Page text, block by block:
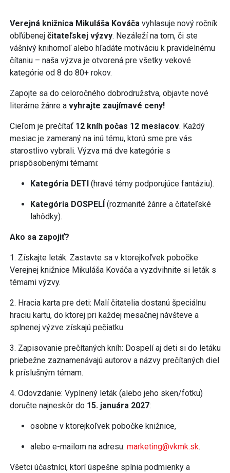
Verejná knižnica Mikuláša Kováča vyhlasuje nový ročník
obľúbenej čitateľskej výzvy. Nezáleží na tom, či ste
vášnivý knihomoľ alebo hľadáte motiváciu k pravidelnému
čítaniu – naša výzva je otvorená pre všetky vekové
kategórie od 8 do 80+ rokov.
Zapojte sa do celoročného dobrodružstva, objavte nové
literárne žánre a vyhrajte zaujímavé ceny!
Cieľom je prečítať 12 kníh počas 12 mesiacov. Každý
mesiac je zameraný na inú tému, ktorú sme pre vás
starostlivo vybrali. Výzva má dve kategórie s
prispôsobenými témami:
Kategória DETI (hravé témy podporujúce fantáziu).
Kategória DOSPELÍ (rozmanité žánre a čitateľské
lahôdky).
Ako sa zapojiť?
1. Získajte leták: Zastavte sa v ktorejkoľvek pobočke
Verejnej knižnice Mikuláša Kováča a vyzdvihnite si leták s
témami výzvy.
2. Hracia karta pre deti: Malí čitatelia dostanú špeciálnu
hraciu kartu, do ktorej pri každej mesačnej návšteve a
splnenej výzve získajú pečiatku.
3. Zapisovanie prečítaných kníh: Dospelí aj deti si do letáku
priebežne zaznamenávajú autorov a názvy prečítaných diel
k príslušným témam.
4. Odovzdanie: Vyplnený leták (alebo jeho sken/fotku)
doručte najneskôr do 15. januára 2027:
osobne v ktorejkoľvek pobočke knižnice,
alebo e-mailom na adresu: marketing@vkmk.sk.
Všetci účastníci, ktorí úspešne splnia podmienky a